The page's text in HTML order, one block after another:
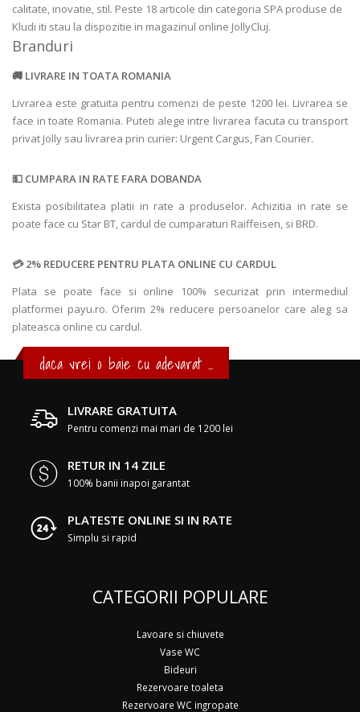
calitate, inovatie, stil. Peste 18 articole din categoria SPA produse de
Kludi iti stau la dispozitie in magazinul online JollyCluj.
Branduri
LIVRARE IN TOATA ROMANIA
Livrarea este gratuita pentru comenzi de peste 1200 lei. Livrarea se
face in toate Romania. Puteti alege intre livrarea facuta cu transport
privat Jolly sau livrarea prin curier: Urgent Cargus, Fan Courier.
CUMPARA IN RATE FARA DOBANDA
Exista posibilitatea platii in rate a produselor. Achizitia in rate se
poate face cu Star BT, cardul de cumparaturi Raiffeisen, si BRD.
2% REDUCERE PENTRU PLATA ONLINE CU CARDUL
Plata se poate face si online 100% securizat prin intermediul
platformei payu.ro. Oferim 2% reducere persoanelor care aleg sa
plateasca online cu cardul.
daca vrei o baie cu adevarat ...
LIVRARE GRATUITA
Pentru comenzi mai mari de 1200 lei
RETUR IN 14 ZILE
100% banii inapoi garantat
PLATESTE ONLINE SI IN RATE
Simplu si rapid
CATEGORII POPULARE
Lavoare si chiuvete
Vase WC
Bideuri
Rezervoare toaleta
Rezervoare WC ingropate